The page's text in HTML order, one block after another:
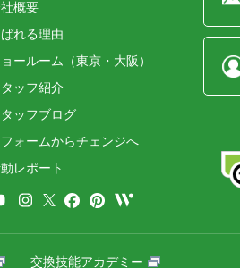
概要
れる理由
ールーム（東京・大阪）
ッフ紹介
ッフブログ
フォームからチェンジへ
レポート
交換技能アカデミー